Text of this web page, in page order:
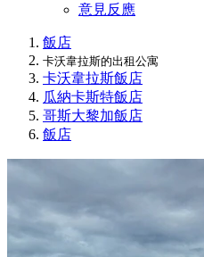
意見反應
飯店
卡沃韋拉斯的出租公寓
卡沃韋拉斯飯店
瓜納卡斯特飯店
哥斯大黎加飯店
飯店